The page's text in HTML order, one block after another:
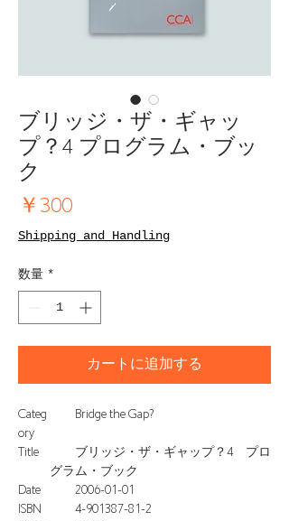
ブリッジ・ザ・ギャッ
プ？4 プログラム・ブッ
ク
￥300価
格
Shipping and Handling
数量 *
カートに追加する
Categ
ory
Bridge the Gap?
Title
ブリッジ・ザ・ギャップ？4 プロ
グラム・ブック
Date
2006-01-01
ISBN
4-901387-81-2